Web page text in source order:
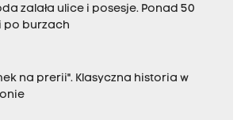
zalała ulice i posesje. Ponad 50
po burzach
na prerii". Klasyczna historia w